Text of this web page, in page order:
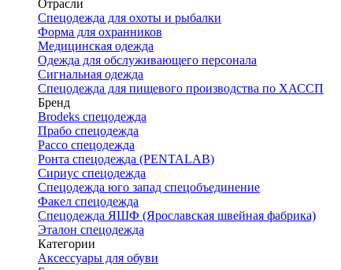
Отрасли
Спецодежда для охоты и рыбалки
Форма для охранников
Медицинская одежда
Одежда для обслуживающего персонала
Сигнальная одежда
Спецодежда для пищевого производства по ХАССП
Бренд
Brodeks спецодежда
Прабо спецодежда
Рассо спецодежда
Ронта спецодежда (PENTALAB)
Сириус спецодежда
Спецодежда юго запад спецобъединение
Факел спецодежда
Спецодежда ЯШФ (Ярославская швейная фабрика)
Эталон спецодежда
Категории
Аксессуары для обуви